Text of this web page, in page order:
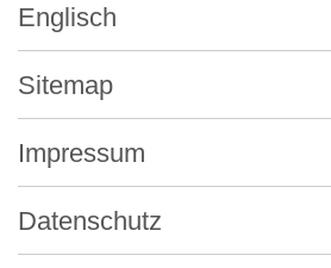
Englisch
Sitemap
Impressum
Datenschutz